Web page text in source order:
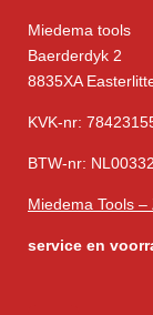
Miedema tools
Baerderdyk 2
8835XA
KVK-nr:
BTW-nr:
Miedema Tools –
service en